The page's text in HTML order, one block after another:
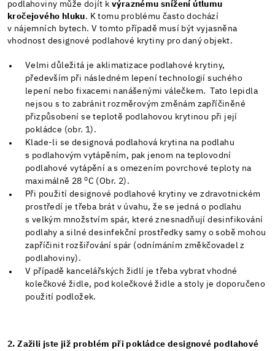
podlahoviny může dojít k výraznému snížení útlumu
kročejového hluku. K tomu problému často dochází
v nájemních bytech. V tomto případě musí být vyjasněna
vhodnost designové podlahové krytiny pro daný objekt.
Velmi důležitá je aklimatizace podlahové krytiny,
především při následném lepení technologií suchého
lepení nebo fixacemi nanášenými válečkem. Tato lepidla
nejsou s to zabránit rozměrovým změnám zapříčiněné
přizpůsobení se teplotě podlahovou krytinou při její
pokládce (obr. 1).
Klade-li se designová podlahová krytina na podlahu
s podlahovým vytápěním, pak jenom na teplovodní
podlahové vytápění a s omezením povrchové teploty na
maximálně 28oC (Obr. 2).
Při použití designové podlahové krytiny ve zdravotnickém
prostředí je třeba brát v úvahu, že se jedná o podlahu
s velkým množstvím spár, které znesnadňují desinfikování
podlahy a silné desinfekční prostředky samy o sobě mohou
zapříčinit rozšiřování spár (odnímáním změkčovadel z
podlahoviny).
V případě kancelářských židlí je třeba vybrat vhodné
kolečkové židle, pod kolečkové židle a stoly je doporučeno
použití podložek.
2. Zažili jste již problém při pokládce designové podlahové